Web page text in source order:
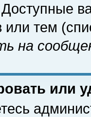
или тем
на
или